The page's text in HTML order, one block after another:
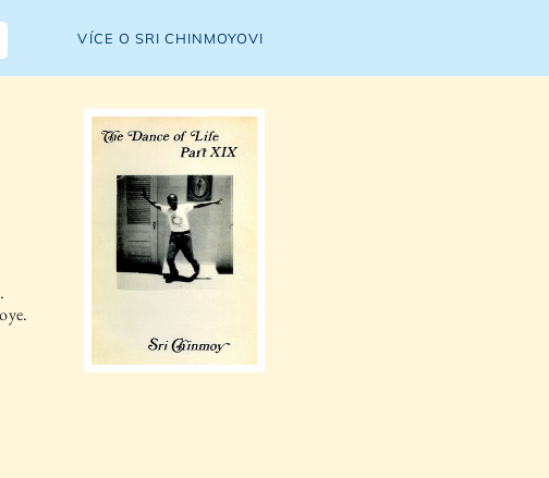
VÍCE O SRI CHINMOYOVI
.